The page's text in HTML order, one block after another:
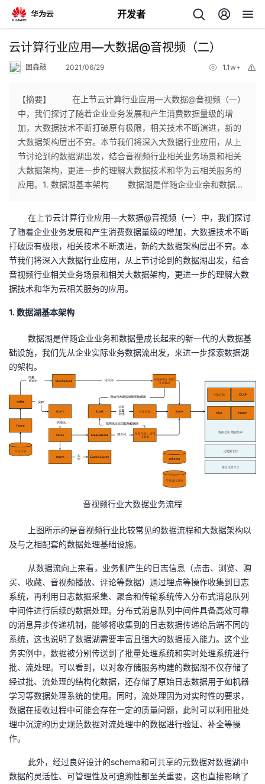
开发者
返
个
人
页
我
开
发
者
我
的
博
客
我
的
论
坛
我
的
圈
子
我
的
直
我
的
我
注
开
者
学
堂
我
的
程
我
认
的
我
的
Programs
我
支
持
我
的
技
支
我
的
声
云计算行业应用—大数据@音视频（二）
图森破 2021/06/29 1.1w+
【摘要】 在上节云计算行业应用—大数据@音视频（一）
中，我们探讨了随着企业业务发展和产生消费数据量级的增
加，大数据技术不断打破原有极限，相关技术不断演进，新的
大数据架构层出不穷。本节我们将深入大数据行业应用，从上
节讨论到的数据湖出发，结合音视频行业相关业务场景和相关
大数据架构，更进一步的理解大数据技术和华为云相关服务的
应用。1. 数据湖基本架构 数据湖是伴随企业业余和数据...
在上节云计算行业应用—大数据@音视频（一）中，我们探讨
了随着企业业务发展和产生消费数据量级的增加，大数据技术不断
打破原有极限，相关技术不断演进，新的大数据架构层出不穷。本
节我们将深入大数据行业应用，从上节讨论到的数据湖出发，结合
音视频行业相关业务场景和相关大数据架构，更进一步的理解大数
据技术和华为云相关服务的应用。
1. 数据湖基本架构
数据湖是伴随企业业务和数据量成长起来的新一代的大数据基
础设施，我们先从企业实际业务数据流出发，来进一步探索数据湖
的架构。
音视频行业大数据业务流程
上图所示的是音视频行业比较常见的数据流程和大数据架构以
及与之相配套的数据处理基础设施。
从数据流向上来看，业务侧产生的日志信息（点击、浏览、购
买、收藏、音视频播放、评论等数据）通过埋点等操作收集到日志
系统，再利用日志数据采集、聚合和传输系统传入分布式消息队列
中间件进行后续的数据处理。分布式消息队列中间件具备高效可靠
的消息异步传递机制，能够将收集到的日志数据传递给后端不同的
系统，这也说明了数据湖需要丰富且强大的数据接入能力。这个业
务实例中，数据被分别传送到了批量处理系统和实时处理系统进行
批、流处理。可以看到，以对象存储服务构建的数据湖不仅存储了
经过批、流处理的结构化数据，还存储了原始日志数据用于如机器
学习等数据处理系统的使用。同时，流处理因为对实时性的要求，
数据在接收过程中可能会存在一定的质量问题，此时可以利用批处
理中沉淀的历史规范数据对流处理中的数据进行验证、补全等操
作。
此外，经过良好设计的schema和可共享的元数据对数据湖中
数据的灵活性、可管理性及可追溯性都至关重要，这也直接影响了